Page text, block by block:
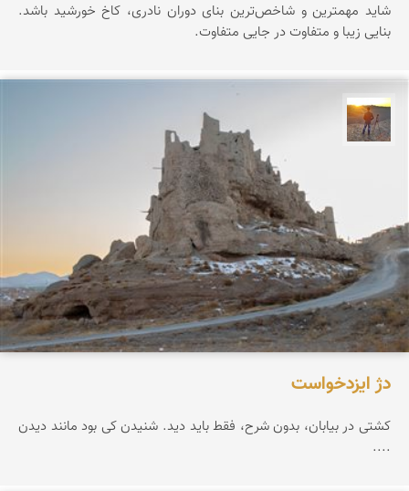
شاید مهمترین و شاخص‌ترین بنای دوران نادری، کاخ خورشید باشد.
بنایی زیبا و متفاوت در جایی متفاوت.
دژ ایزدخواست
کشتی در بیابان، بدون شرح، فقط باید دید. شنیدن کی بود مانند دیدن
....